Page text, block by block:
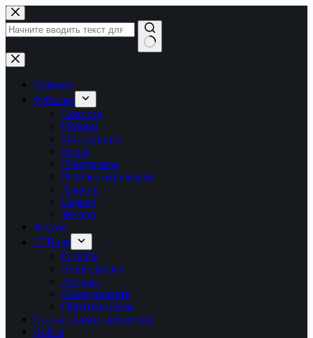
Перейти
к
сути
Ничего
не
найденоГлавная
Рубрики
Новости
Обзоры
Инструкции
Игры
Программы
Рабочее окружение
Android
Сервер
Железо
Форум
LTB.net
О сайте
Наши друзья
Авторы
Пожертвовать
Обратная связь
Статьи наших читателей
Войти